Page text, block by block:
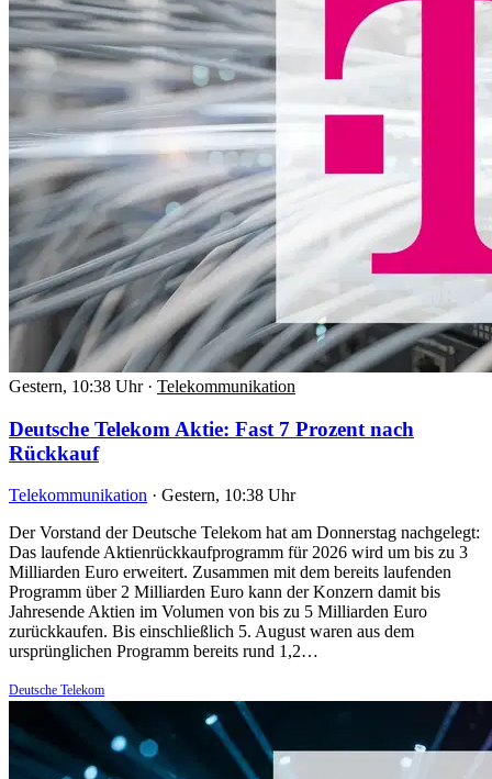
Gestern, 10:38 Uhr · Telekommunikation
Deutsche Telekom Aktie: Fast 7 Prozent nach
Rückkauf
Telekommunikation · Gestern, 10:38 Uhr
Der Vorstand der Deutsche Telekom hat am Donnerstag nachgelegt:
Das laufende Aktienrückkaufprogramm für 2026 wird um bis zu 3
Milliarden Euro erweitert. Zusammen mit dem bereits laufenden
Programm über 2 Milliarden Euro kann der Konzern damit bis
Jahresende Aktien im Volumen von bis zu 5 Milliarden Euro
zurückkaufen. Bis einschließlich 5. August waren aus dem
ursprünglichen Programm bereits rund 1,2…
Deutsche Telekom